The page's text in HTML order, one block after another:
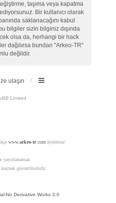
taşıma veya kapatma
Bir kullanıcı olarak
saklanacağını kabul
bilgiler sizin bilginiz dışında
olsa da, herhangi bir hack
dağılırsa bundan "Arkeo-TR"
değildir.
ulaşın
Limited
www.arkeo-tr.com üyelerine
yayınlanamaz.
kaynak gösterilmelidir.
No Derivative Works 3.0